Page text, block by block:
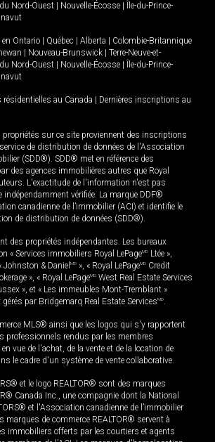
Nord-Ouest Nouvelle-Écosse
Île-du-Prince-
Ontario Québec Alberta
Colombie-Britannique
Nouveau-Brunswick
Terre-Neuve-et-
Nord-Ouest Nouvelle-Écosse
Île-du-Prince-
au Canada
Dernières inscriptions au
sur ce site proviennent des inscriptions
de distribution de données de l'Association
(SDD®). SDD® met en référence des
des agences immobilières autres que Royal
L'exactitude de l'information n'est pas
indépendamment vérifiée. La marque DDF®
canadienne de l’immobilier (ACI) et identifie le
de distribution de données (SDD®).
des propriétés indépendantes. Les bureaux
« Services immobiliers Royal LePageMD Ltée »,
& Daniel MD », « Royal LePageMD Credit
», « Royal LePageMD West Real Estate Services
», et « Les immeubles Mont-Tremblant »
par Bridgemarq Real Estate ServicesMD.
MLS® ainsi que les logos qui s'y rapportent
professionnels rendus par les membres
vue de l'achat, de la vente et de la location de
le cadre d'un système de vente collaborative.
et le logo REALTOR® sont des marques
Canada Inc., une compagnie dont la National
et l'Association canadienne de l’immobilier
marques de commerce REALTOR® servent à
immobiliers offerts par les courtiers et agents